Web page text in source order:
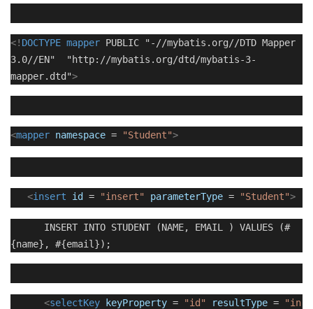
<! DOCTYPE mapper PUBLIC "-//mybatis.org//DTD Mapper
3.0//EN" "http://mybatis.org/dtd/mybatis-3-
mapper.dtd">
<mapper namespace = "Student">
<insert id = "insert" parameterType = "Student">
INSERT INTO STUDENT (NAME, EMAIL ) VALUES (#
{name}, #{email});
<selectKey keyProperty = "id" resultType =
"in